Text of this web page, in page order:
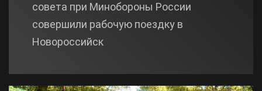
совета при Минобороны России
совершили рабочую поездку в
Новороссийск